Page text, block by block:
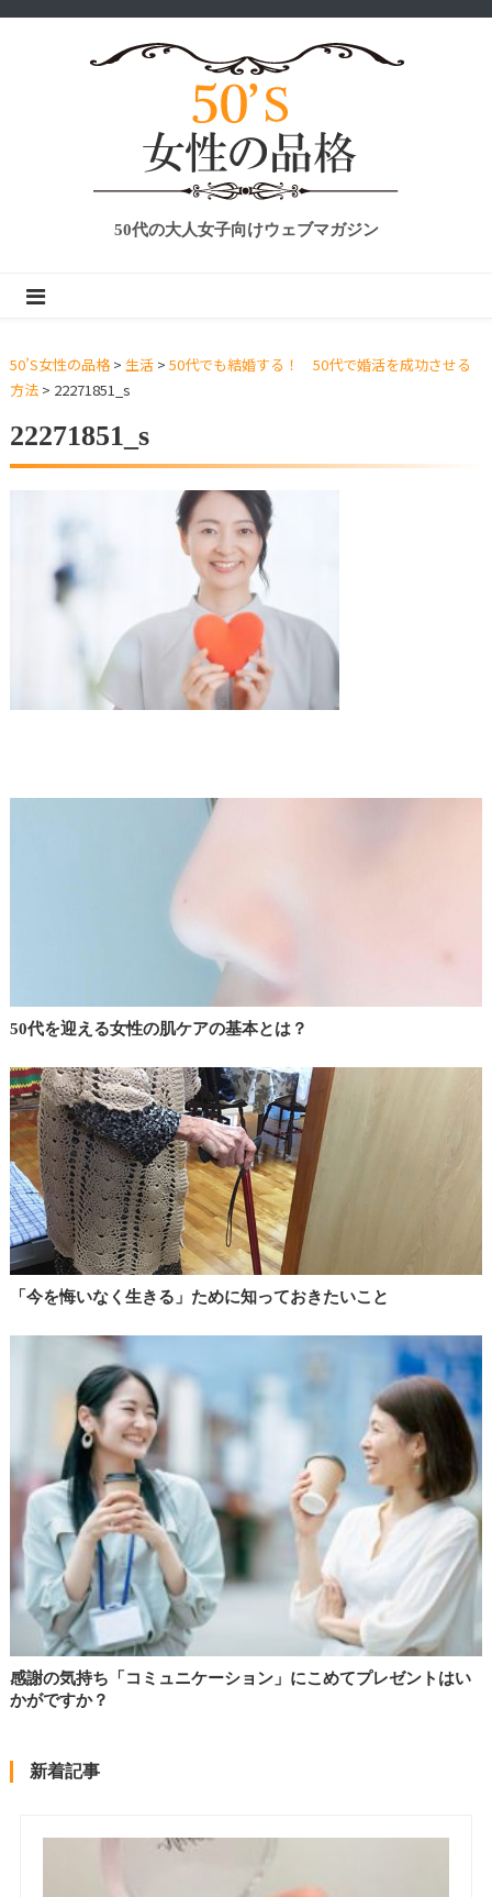
50代の大人女子向けウェブマガジン
50’S女性の品格> 生活> 50代でも結婚する！ 50代で婚活を成功させる
方法> 22271851_s
22271851_s
50代を迎える女性の肌ケアの基本とは？
「今を悔いなく生きる」ために知っておきたいこと
感謝の気持ち「コミュニケーション」にこめてプレゼントはい
かがですか？
新着記事